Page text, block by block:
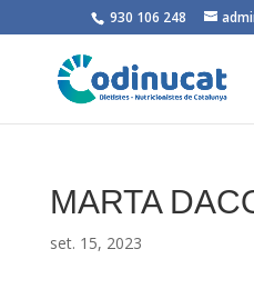
930 106 248
MARTA
set. 15, 2023